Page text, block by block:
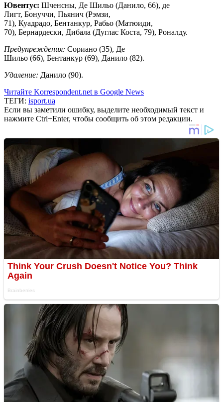
Ювентус: Шченсны, Де Шильо (Данило, 66), де
Лигт, Бонуччи, Пьянич (Рэмзи,
71), Куадрадо, Бентанкур, Рабьо (Матюиди,
70), Бернардески, Дибала (Дуглас Коста, 79), Роналду.
Предупреждения: Сориано (35), Де
Шильо (66), Бентанкур (69), Данило (82).
Удаление: Данило (90).
Читайте Korrespondent.net в Google News
ТЕГИ: isport.ua
Если вы заметили ошибку, выделите необходимый текст и
нажмите Ctrl+Enter, чтобы сообщить об этом редакции.